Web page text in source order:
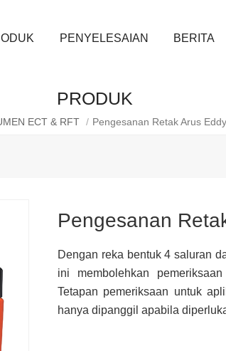
PENYELESAIAN BERITA
PRODUK
ECT & RFT / Pengesanan Retak Arus
Pengesanan
Dengan reka bentuk 4 saluran
ini membolehkan
Tetapan pemeriksaan untuk
hanya dipanggil apabila